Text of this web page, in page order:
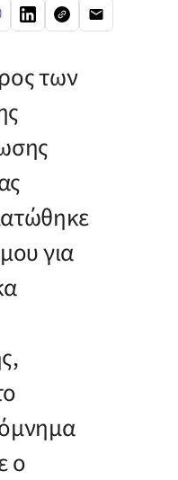
των
για
ο